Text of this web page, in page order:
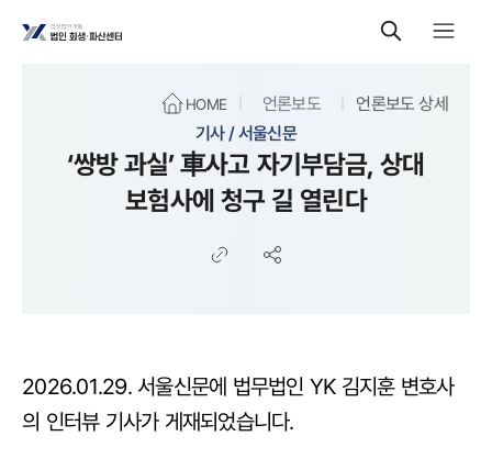
HOME 언론보도
언론보도 상세
기사 / 서울신문
‘쌍방 과실’ 車사고 자기부담금, 상대
보험사에 청구 길 열린다
2026.01.29. 서울신문에 법무법인 YK 김지훈 변호사
의 인터뷰 기사가 게재되었습니다.